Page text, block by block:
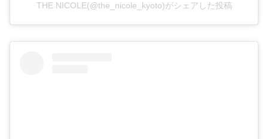
THE NICOLE(@the_nicole_kyoto)がシェアした投稿